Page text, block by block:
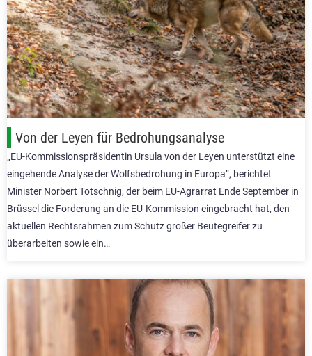
Von der Leyen für Bedrohungsanalyse
„EU-Kommissionspräsidentin Ursula von der Leyen unterstützt eine
eingehende Analyse der Wolfsbedrohung in Europa“, berichtet
Minister Norbert Totschnig, der beim EU-Agrarrat Ende September in
Brüssel die Forderung an die EU-Kommission eingebracht hat, den
aktuellen Rechtsrahmen zum Schutz großer Beutegreifer zu
überarbeiten sowie ein…